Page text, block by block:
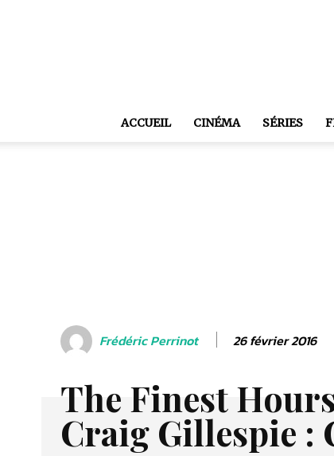
ACCUEIL CINÉMA SÉRIES
Frédéric Perrinot 26 février 2016
The Finest
Craig Gillespie :